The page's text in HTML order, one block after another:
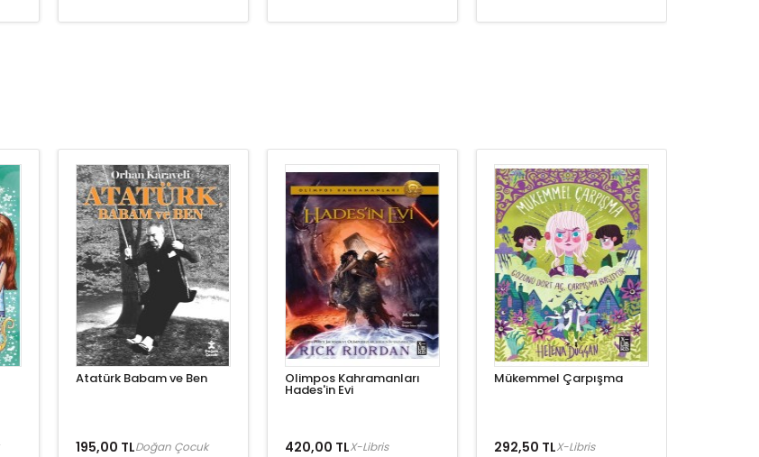
Atatürk Babam ve Ben
195,00 TLDoğan Çocuk
Olimpos Kahramanları
Hades'in Evi
420,00 TLX-Libris
Mükemmel Çarpışma
292,50 TLX-Libris